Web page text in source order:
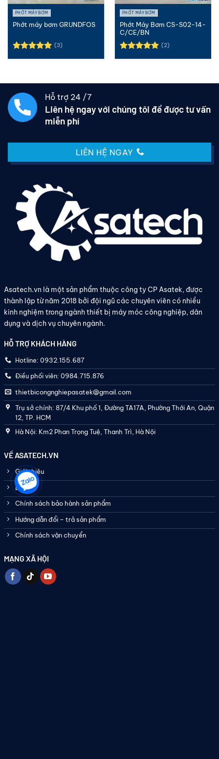
PHỚT MÁY BƠM
Phớt máy bơm GRUNDFOS
(3)
PHỚT MÁY BƠM
Phớt Máy Bơm CS-S02-14-
C/CE/BN
(2)
Hỗ trợ 24 /7
Liên hệ ngay với chúng tôi để được tư vấn
miễn phí
LIÊN HỆ NGAY
Asatech.vn là một sản phẩm thuộc công ty CP Asatek, được
thành lập từ năm 2018 bởi đội ngũ các chuyên viên có nhiều
kinh nghiệm trong ngành thiết bị máy móc công nghiệp, dân
dụng và dịch vụ chuyên ngành.
HỖ TRỢ KHÁCH HÀNG
Hotline: 0932.155.687
Điều phối viên: 0984.715.876
thietbicongnghiepasatek@gmail.com
Trụ sở chính: 87/4 Khu phố 1, Đường TA17A, Phường Thới An, Quận
12, TP. HCM
Hà Nội: Km2 Phan Trọng Tuệ, Thanh Trì, Hà Nội
VỀ ASATECH.VN
Giới thiệu
Liên hệ
Chính sách bảo hành sản phẩm
Hướng dẫn đổi – trả sản phẩm
Chính sách vận chuyển
MẠNG XÃ HỘI